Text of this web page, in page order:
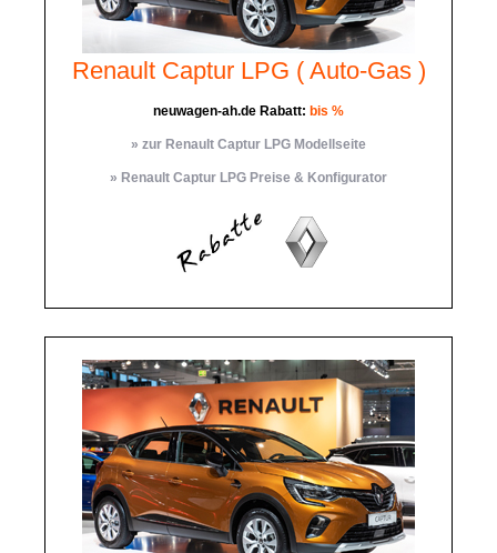
Renault Captur LPG ( Auto-Gas )
neuwagen-ah.de Rabatt: bis %
» zur Renault Captur LPG Modellseite
» Renault Captur LPG Preise & Konfigurator